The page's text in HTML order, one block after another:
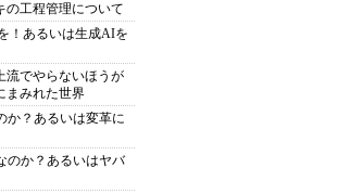
の工程管理について
！あるいは生成AIを
流でやらないほうが
まみれた世界
か？あるいは変革に
のか？あるいはヤバ